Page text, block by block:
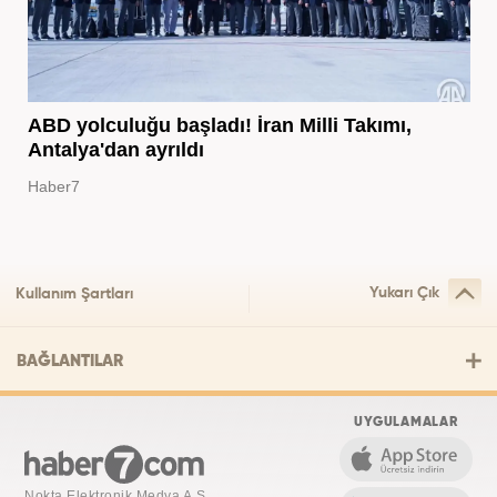
ABD yolculuğu başladı! İran Milli Takımı,
Antalya'dan ayrıldı
Haber7
Kullanım Şartları Yukarı Çık
BAĞLANTILAR
UYGULAMALAR